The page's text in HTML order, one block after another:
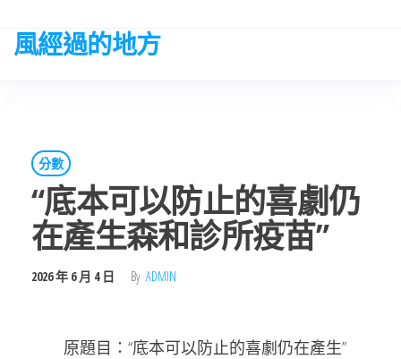
the
風經過的地方
分數
“底本可以防止的喜劇仍
在產生森和診所疫苗”
2026 年 6 月 4 日 By ADMIN
原題目：“底本可以防止的喜劇仍在產生”